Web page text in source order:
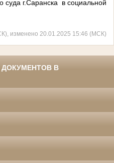
суда г.Саранска в социальной
изменено 20.01.2025 15:46 (МСК)
В